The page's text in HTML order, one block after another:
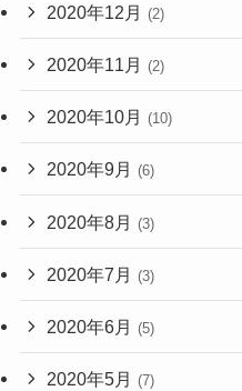
2020年12月 (2)
2020年11月 (2)
2020年10月 (10)
2020年9月 (6)
2020年8月 (3)
2020年7月 (3)
2020年6月 (5)
2020年5月 (7)